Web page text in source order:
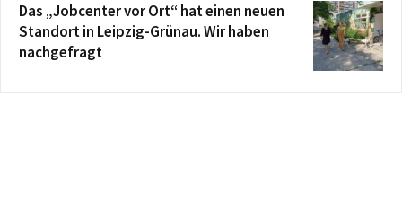
Das „Jobcenter vor Ort“ hat einen neuen
Standort in Leipzig-Grünau. Wir haben
nachgefragt